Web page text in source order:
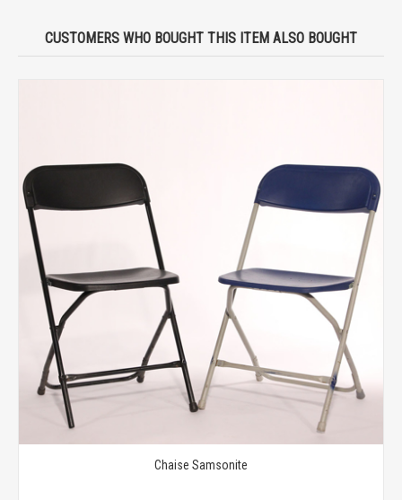
CUSTOMERS WHO BOUGHT THIS ITEM ALSO BOUGHT
Chaise Samsonite